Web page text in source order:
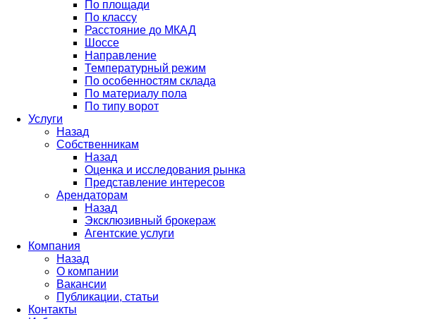
По площади
По классу
Расстояние до МКАД
Шоссе
Направление
Температурный режим
По особенностям склада
По материалу пола
По типу ворот
Услуги
Назад
Собственникам
Назад
Оценка и исследования рынка
Представление интересов
Арендаторам
Назад
Эксклюзивный брокераж
Агентские услуги
Компания
Назад
О компании
Вакансии
Публикации, статьи
Контакты